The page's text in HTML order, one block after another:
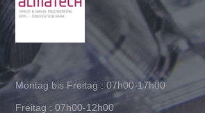
Montag bis Freitag : 07h00-17h00
Freitag : 07h00-12h00